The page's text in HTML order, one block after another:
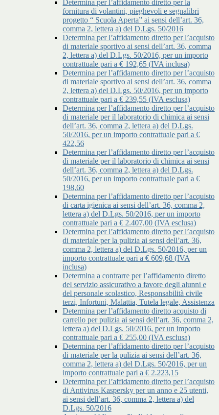
Determina per l’affidamento diretto per la
fornitura di volantini, pieghevoli e segnalibri
progetto “ Scuola Aperta” ai sensi dell’art. 36,
comma 2, lettera a) del D.Lgs. 50/2016
Determina per l’affidamento diretto per l’acquisto
di materiale sportivo ai sensi dell’art. 36, comma
2, lettera a) del D.Lgs. 50/2016, per un importo
contrattuale pari a € 192,65 (IVA inclusa)
Determina per l’affidamento diretto per l’acquisto
di materiale sportivo ai sensi dell’art. 36, comma
2, lettera a) del D.Lgs. 50/2016, per un importo
contrattuale pari a € 239,55 (IVA esclusa)
Determina per l’affidamento diretto per l’acquisto
di materiale per il laboratorio di chimica ai sensi
dell’art. 36, comma 2, lettera a) del D.Lgs.
50/2016, per un importo contrattuale pari a €
422,56
Determina per l’affidamento diretto per l’acquisto
di materiale per il laboratorio di chimica ai sensi
dell’art. 36, comma 2, lettera a) del D.Lgs.
50/2016, per un importo contrattuale pari a €
198,60
Determina per l’affidamento diretto per l’acquisto
di carta igienica ai sensi dell’art. 36, comma 2,
lettera a) del D.Lgs. 50/2016, per un importo
contrattuale pari a € 2.407,00 (IVA esclusa)
Determina per l’affidamento diretto per l’acquisto
di materiale per la pulizia ai sensi dell’art. 36,
comma 2, lettera a) del D.Lgs. 50/2016, per un
importo contrattuale pari a € 609,68 (IVA
inclusa)
Determina a contrarre per l’affidamento diretto
del servizio assicurativo a favore degli alunni e
del personale scolastico, Responsabilità civile
terzi, Infortuni, Malattia, Tutela legale, Assistenza
Determina per l’affidamento diretto acquisto di
carrello per pulizia ai sensi dell’art. 36, comma 2,
lettera a) del D.Lgs. 50/2016, per un importo
contrattuale pari a € 255,00 (IVA esclusa)
Determina per l’affidamento diretto per l’acquisto
di materiale per la pulizia ai sensi dell’art. 36,
comma 2, lettera a) del D.Lgs. 50/2016, per un
importo contrattuale pari a € 2.223,15
Determina per l’affidamento diretto per l’acquisto
di Antivirus Kaspersky per un anno e 25 utenti,
ai sensi dell’art. 36, comma 2, lettera a) del
D.Lgs. 50/2016